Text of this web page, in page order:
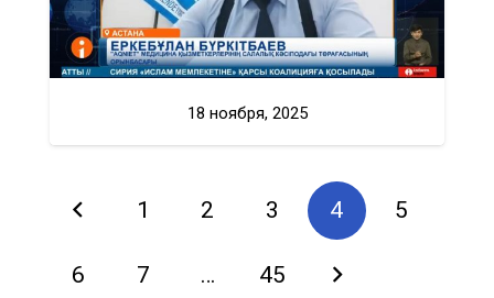
18 ноября, 2025
1 2 3 4 5
6 7 … 45